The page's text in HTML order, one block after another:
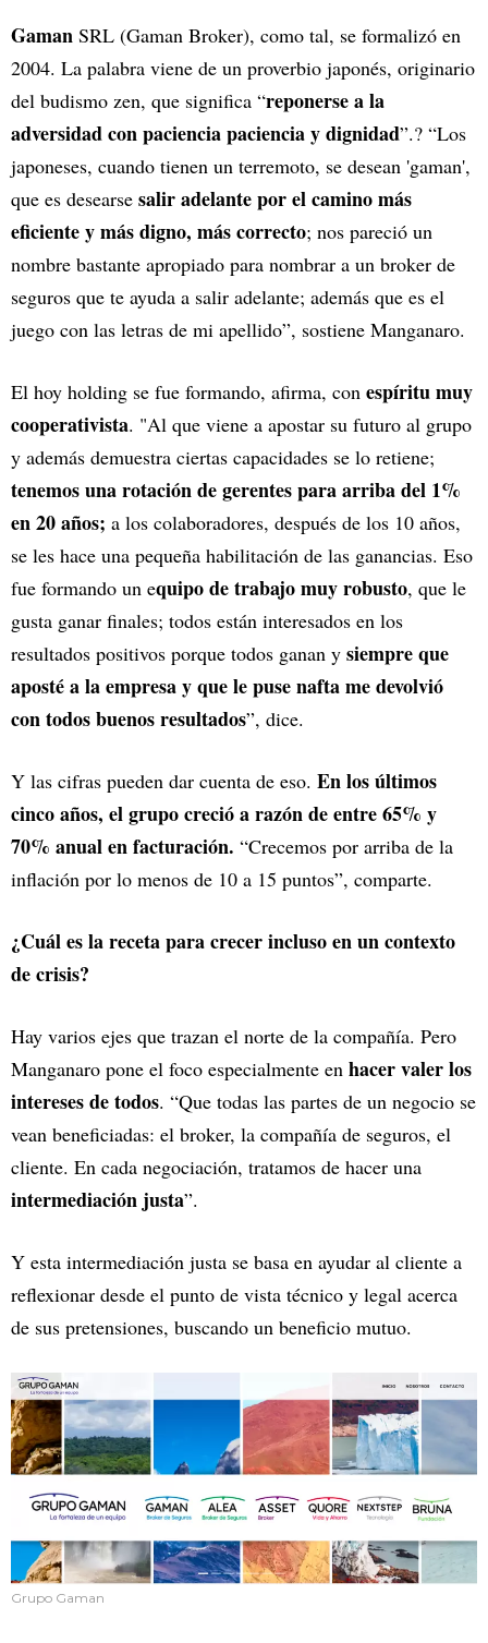
Gaman SRL (Gaman Broker), como tal, se formalizó en
2004. La palabra viene de un proverbio japonés, originario
del budismo zen, que significa “reponerse a la
adversidad con paciencia paciencia y dignidad”.? “Los
japoneses, cuando tienen un terremoto, se desean 'gaman',
que es desearse salir adelante por el camino más
eficiente y más digno, más correcto; nos pareció un
nombre bastante apropiado para nombrar a un broker de
seguros que te ayuda a salir adelante; además que es el
juego con las letras de mi apellido”, sostiene Manganaro.
El hoy holding se fue formando, afirma, con espíritu muy
cooperativista. "Al que viene a apostar su futuro al grupo
y además demuestra ciertas capacidades se lo retiene;
tenemos una rotación de gerentes para arriba del 1%
en 20 años; a los colaboradores, después de los 10 años,
se les hace una pequeña habilitación de las ganancias. Eso
fue formando un equipo de trabajo muy robusto, que le
gusta ganar finales; todos están interesados en los
resultados positivos porque todos ganan y siempre que
aposté a la empresa y que le puse nafta me devolvió
con todos buenos resultados”, dice.
Y las cifras pueden dar cuenta de eso. En los últimos
cinco años, el grupo creció a razón de entre 65% y
70% anual en facturación. “Crecemos por arriba de la
inflación por lo menos de 10 a 15 puntos”, comparte.
¿Cuál es la receta para crecer incluso en un contexto
de crisis?
Hay varios ejes que trazan el norte de la compañía. Pero
Manganaro pone el foco especialmente en hacer valer los
intereses de todos. “Que todas las partes de un negocio se
vean beneficiadas: el broker, la compañía de seguros, el
cliente. En cada negociación, tratamos de hacer una
intermediación justa”.
Y esta intermediación justa se basa en ayudar al cliente a
reflexionar desde el punto de vista técnico y legal acerca
de sus pretensiones, buscando un beneficio mutuo.
Grupo Gaman